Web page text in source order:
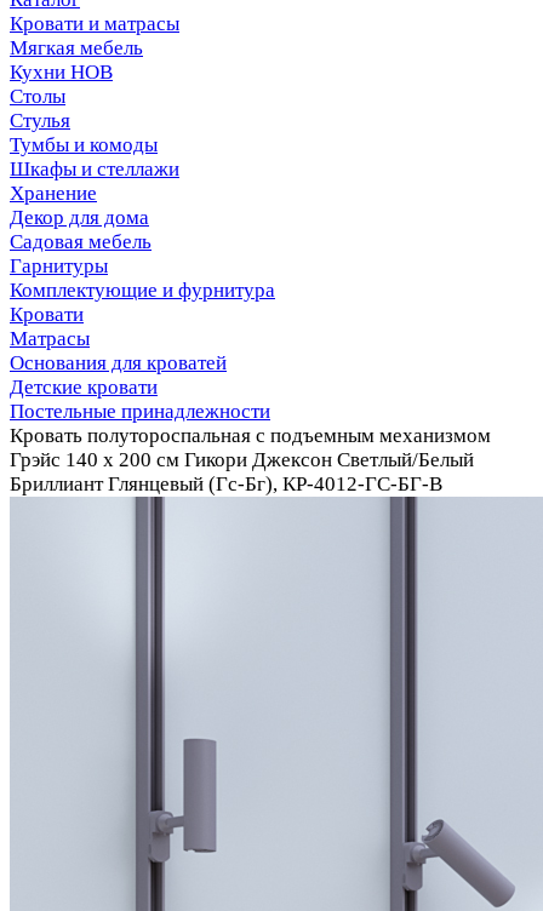
Кровати и матрасы
Мягкая мебель
Кухни НОВ
Столы
Стулья
Тумбы и комоды
Шкафы и стеллажи
Хранение
Декор для дома
Садовая мебель
Гарнитуры
Комплектующие и фурнитура
Кровати
Матрасы
Основания для кроватей
Детские кровати
Постельные принадлежности
Кровать полутороспальная с подъемным механизмом
Грэйс 140 х 200 см Гикори Джексон Светлый/Белый
Бриллиант Глянцевый (Гс-Бг), КР-4012-ГС-БГ-В